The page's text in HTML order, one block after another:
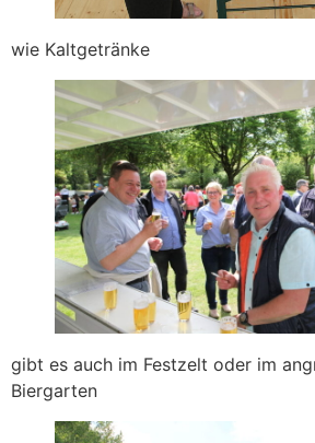
wie Kaltgetränke
gibt es auch im Festzelt oder im
Biergarten